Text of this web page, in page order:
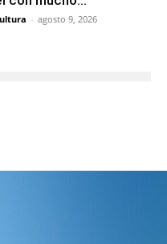
- agosto 9, 2026